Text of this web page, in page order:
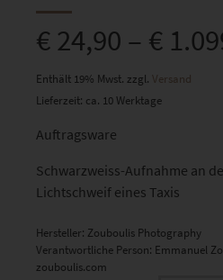
€24,90 – €
Enthält 19% Mwst. zzgl. Versand
Lieferzeit: ca. 10 Werktage
Auftragsware
Schwarzweiss-Aufnahme an
Lichtschweif eines Taxis
Hersteller: Zouboulis Photography
Verantwortliche Person: Emmanuel
zouboulis.com